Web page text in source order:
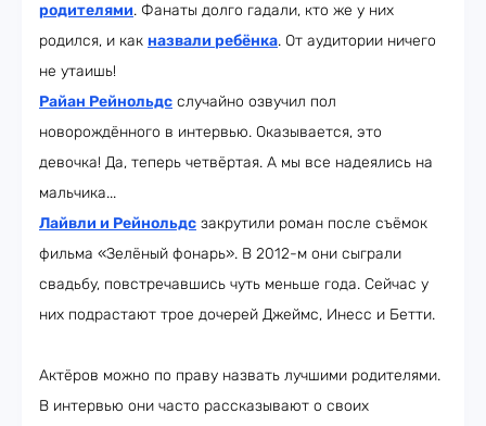
родителями. Фанаты долго гадали, кто же у них
родился, и как назвали ребёнка. От аудитории ничего
не утаишь!
Райан Рейнольдс случайно озвучил пол
новорождённого в интервью. Оказывается, это
девочка! Да, теперь четвёртая. А мы все надеялись на
мальчика...
Лайвли и Рейнольдс закрутили роман после съёмок
фильма «Зелёный фонарь». В 2012-м они сыграли
свадьбу, повстречавшись чуть меньше года. Сейчас у
них подрастают трое дочерей Джеймс, Инесс и Бетти.
Актёров можно по праву назвать лучшими родителями.
В интервью они часто рассказывают о своих